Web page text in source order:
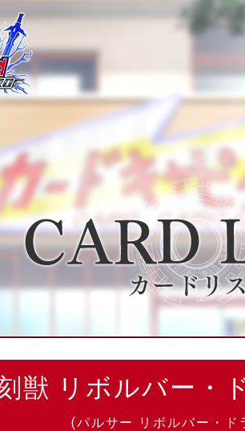
獣 リボルバー・
(パルサー リボルバー・ド